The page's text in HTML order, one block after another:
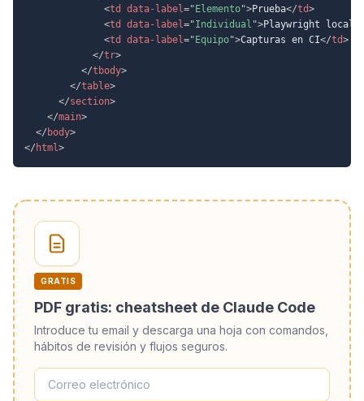
<td data-label=" Elemento">Prueba</td>
<td data-label="Individual ">Playwright local
<td data-label=" Equipo">Capturas en CI</td>
</tr>
</tbody>
</table>
</section>
</main>
</ body>
</ html>
GRATIS
PDF gratis: cheatsheet de Claude Code
Introduce tu email y descarga una hoja con comandos,
hábitos de revisión y flujos seguros.